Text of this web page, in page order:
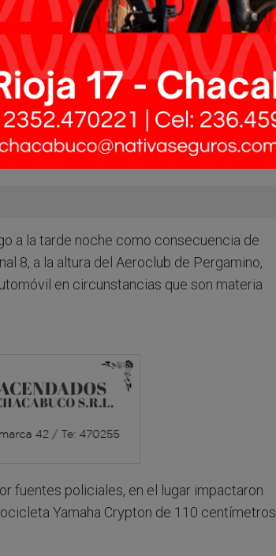
a la tarde noche como consecuencia de
8, a la altura del Aeroclub de Pergamino,
en circunstancias que son materia
fuentes policiales, en el lugar impactaron
Yamaha Crypton de 110 centímetros